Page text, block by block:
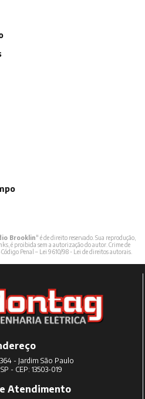
Brooklin" é de direito reservado. Sua reprodução,
é proibida sem a autorização do autor. Crime de
Penal –
Lei 9610/98 - Lei de direitos autorais.
- Jardim São Paulo
- CEP: 13503-019
Atendimento